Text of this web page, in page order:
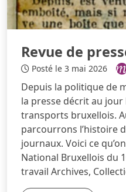
Revue de
Posté le 3 mai 2026
Depuis la politique de
la presse décrit au jour
transports bruxellois.
parcourrons l’histoire
journaux. Voici ce
National Bruxellois du
travail Archives,